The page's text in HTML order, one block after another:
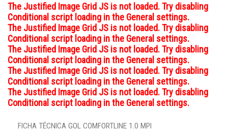
The Justified Image Grid JS is not loaded. Try disabling
Conditional script loading in the General settings.
The Justified Image Grid JS is not loaded. Try disabling
Conditional script loading in the General settings.
The Justified Image Grid JS is not loaded. Try disabling
Conditional script loading in the General settings.
The Justified Image Grid JS is not loaded. Try disabling
Conditional script loading in the General settings.
The Justified Image Grid JS is not loaded. Try disabling
Conditional script loading in the General settings.
FICHA TÉCNICA GOL COMFORTLINE 1.0 MPI